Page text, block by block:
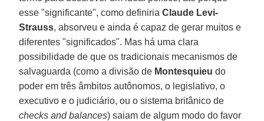
esse "significante", como definiriaClaude Levi-
Strauss, absorveu e ainda é capaz de gerar muitos e
diferentes "significados". Mas há uma clara
possibilidade de que os tradicionais mecanismos de
salvaguarda (como a divisão de Montesquieu do
poder em três âmbitos autônomos, o legislativo, o
executivo e o judiciário, ou o sistema britânico de
checks and balances) saiam de algum modo do favor